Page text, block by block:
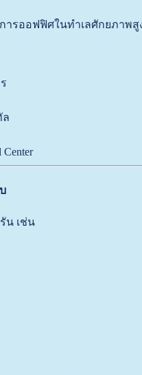
ารออฟฟิศในทำเลศักยภาพ
ล
น เช่น